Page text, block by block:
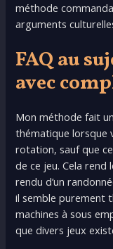
méthode
arguments
FAQ au
avec
Mon méthode fait
thématique
rotation, sauf que
de ce jeu. Cela
rendu d’un
il semble purement
machines à sous
que divers jeux